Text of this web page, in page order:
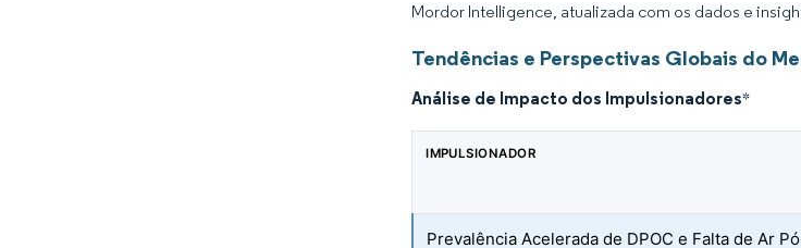
Mordor Intelligence, atualizada com os dados e
Tendências e Perspectivas Globais do
Análise de Impacto dos Impulsionadores*
IMPULSIONADOR
Prevalência Acelerada de DPOC e Falta de Ar